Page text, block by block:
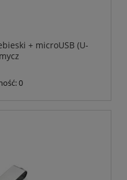
+ microUSB (U-
0